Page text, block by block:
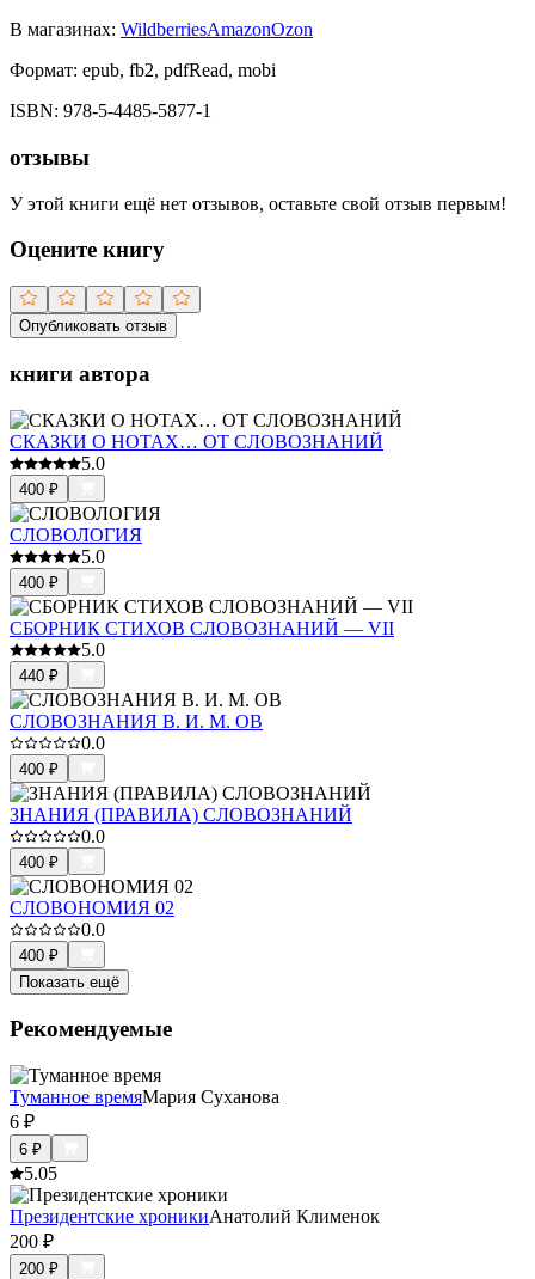
В магазинах: WildberriesAmazonOzon
Формат: epub, fb2, pdfRead, mobi
ISBN: 978-5-4485-5877-1
отзывы
У этой книги ещё нет отзывов, оставьте свой отзыв первым!
Оцените книгу
Опубликовать отзыв
книги автора
СКАЗКИ О НОТАХ… ОТ СЛОВОЗНАНИЙ
5.0
400 ₽
СЛОВОЛОГИЯ
5.0
400 ₽
СБОРНИК СТИХОВ СЛОВОЗНАНИЙ — VII
5.0
440 ₽
СЛОВОЗНАНИЯ В. И. М. ОВ
0.0
400 ₽
ЗНАНИЯ (ПРАВИЛА) СЛОВОЗНАНИЙ
0.0
400 ₽
СЛОВОНОМИЯ 02
0.0
400 ₽
Показать ещё
Рекомендуемые
Туманное времяМария Суханова
6 ₽
6 ₽
5.05
Президентские хроникиАнатолий Клименок
200 ₽
200 ₽